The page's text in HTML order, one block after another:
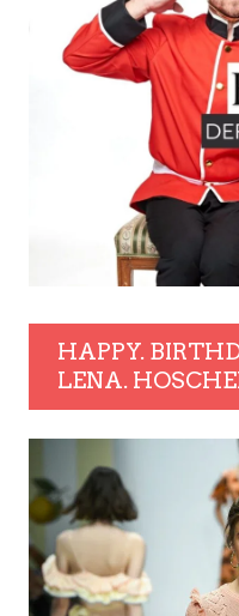
HAPPY.
LENA.